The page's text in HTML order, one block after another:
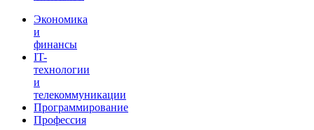
Экономика
и
финансы
IT-
технологии
и
телекоммуникации
Программирование
Профессия